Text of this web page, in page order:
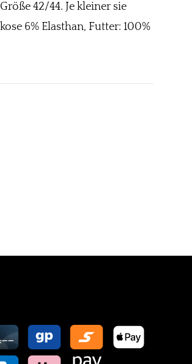
42/44. Je kleiner sie
6% Elasthan, Futter: 100%